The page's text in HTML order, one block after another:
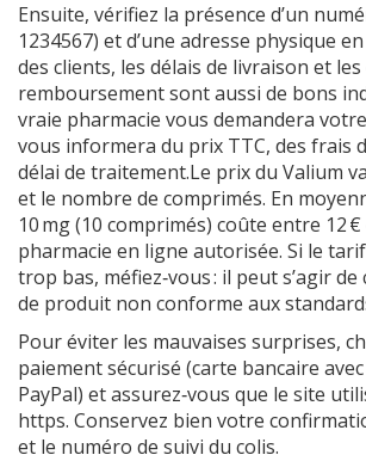
Ensuite, vérifiez la présence d’un
1234567) et d’une adresse physique
des clients, les délais de livraison et
remboursement sont aussi de bons
vraie pharmacie vous demandera
vous informera du prix TTC, des frais
délai de traitement.Le prix du Valium
et le nombre de comprimés. En
10 mg (10 comprimés) coûte entre 12 €
pharmacie en ligne autorisée. Si le
trop bas, méfiez‑vous : il peut s’agir
de produit non conforme aux
Pour éviter les mauvaises surprises,
paiement sécurisé (carte bancaire avec
PayPal) et assurez‑vous que le site
https. Conservez bien votre
et le numéro de suivi du colis.